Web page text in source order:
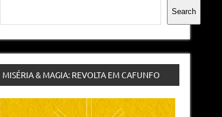
Pesquisar
Search
MISÉRIA & MAGIA: REVOLTA EM CAFUNFO